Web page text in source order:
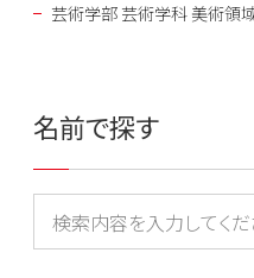
芸術学部 芸術学科 美術領
名前で探す